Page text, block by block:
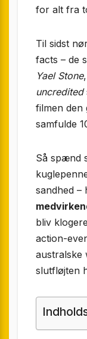
for alt fra
Til sidst
facts – de
Yael Stone,
uncredited
filmen den
samfulde
Så spænd
sandhed –
bliv
action-
australske
slutfløjten